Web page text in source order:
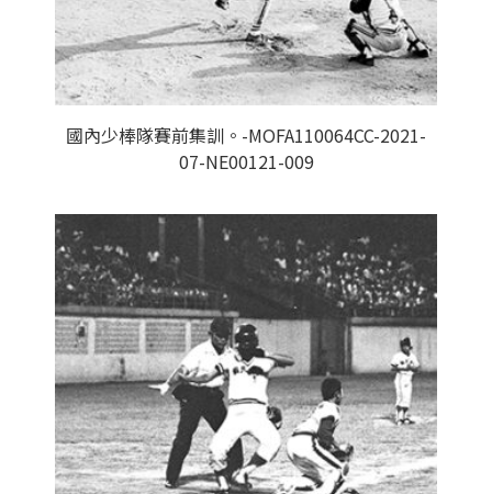
國內少棒隊賽前集訓。-MOFA110064CC-2021-
07-NE00121-009